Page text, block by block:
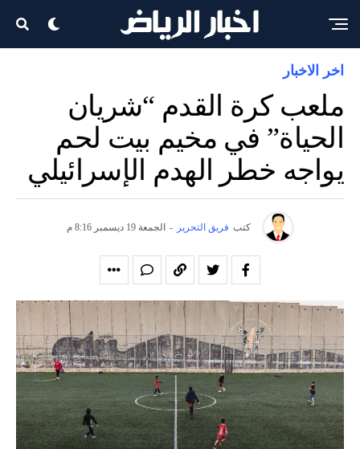
اخر الاخبار
ملعب كرة القدم “شريان
الحياة” في مخيم بيت لحم
يواجه خطر الهدم الإسرائيلي
كتب فريق التحرير - الجمعة 19 ديسمبر 8:16 م